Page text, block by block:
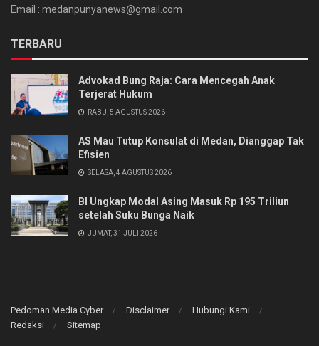
Email : medanpunyanews@gmail.com
TERBARU
Advokad Bung Raja: Cara Mencegah Anak
Terjerat Hukum
RABU, 5 AGUSTUS 2026
AS Mau Tutup Konsulat di Medan, Dianggap Tak
Efisien
SELASA, 4 AGUSTUS 2026
BI Ungkap Modal Asing Masuk Rp 195 Triliun
setelah Suku Bunga Naik
JUMAT, 31 JULI 2026
Pedoman Media Cyber Disclaimer
Hubungi Kami
Redaksi
Sitemap